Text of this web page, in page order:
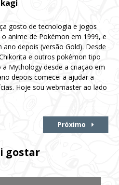
gosto de tecnologia e jogos
o anime de Pokémon em 1999, e
depois (versão Gold). Desde
e outros pokémon tipo
a Mythology desde a criação em
depois comecei a ajudar a
Hoje sou webmaster ao lado
Próximo
gostar